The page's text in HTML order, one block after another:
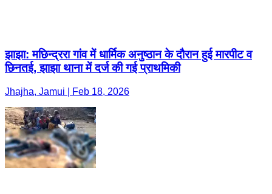
झाझा: मछिन्द्ररा गांव में धार्मिक अनुष्ठान के दौरान हुई मारपीट व
छिनतई, झाझा थाना में दर्ज की गई प्राथमिकी
Jhajha, Jamui | Feb 18, 2026